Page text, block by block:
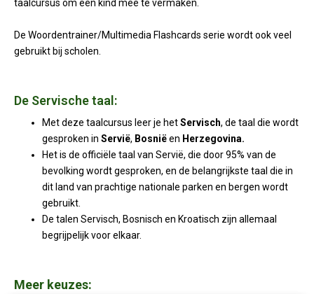
taalcursus om een kind mee te vermaken.
De Woordentrainer/Multimedia Flashcards serie wordt ook veel
gebruikt bij scholen.
De Servische taal:
Met deze taalcursus leer je hetServisch, de taal die wordt
gesproken in Servië, Bosniëen Herzegovina.
Het is de officiële taal van Servië, die door 95% van de
bevolking wordt gesproken, en de belangrijkste taal die in
dit land van prachtige nationale parken en bergen wordt
gebruikt.
De talen Servisch, Bosnisch en Kroatisch zijn allemaal
begrijpelijk voor elkaar.
Meer keuzes: